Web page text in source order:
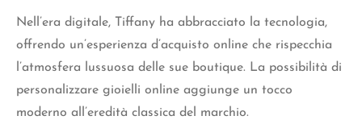
Nell’era digitale, Tiffany ha abbracciato la tecnologia,
offrendo un’esperienza d’acquisto online che rispecchia
l’atmosfera lussuosa delle sue boutique. La possibilità di
personalizzare gioielli online aggiunge un tocco
moderno all’eredità classica del marchio.